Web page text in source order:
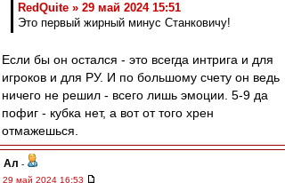
RedQuite » 29 май 2024 15:51
Это первый жирный минус Станковичу!
Если бы он остался - это всегда интрига и для
игроков и для РУ. И по большому счету он ведь
ничего не решил - всего лишь эмоции. 5-9 да
пофиг - кубка нет, а вот от того хрен
отмажешься.
Ал -
29 май 2024 16:53